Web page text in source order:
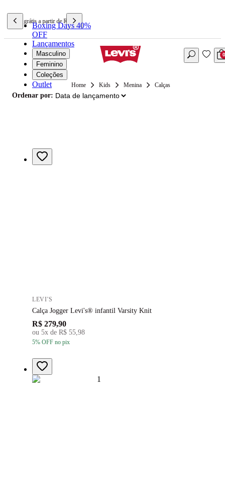
Frete grátis a partir de R$699,90
Boxing Days 40%
OFF
Lançamentos
Masculino
Feminino
Coleções
Outlet
0
Kids Menina Calças
Ordenar por:
LEVI'S
Calça Jogger Levi's® infantil Varsity Knit
R$ 279,90
ou 5x de R$ 55,98
5% OFF no pix